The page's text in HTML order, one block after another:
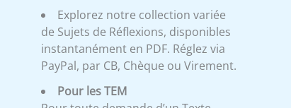
Explorez notre collection variée
de Sujets de Réflexions, disponibles
instantanément en PDF. Réglez via
PayPal, par CB, Chèque ou Virement.
Pour les TEM